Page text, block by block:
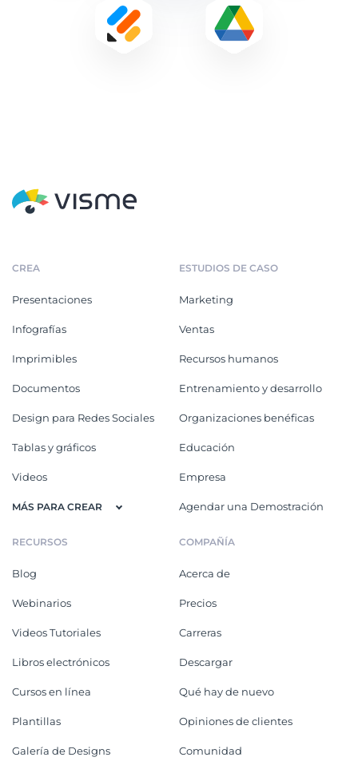
CREA
Presentaciones
Infografías
Imprimibles
Documentos
Design para Redes Sociales
Tablas y gráficos
Videos
MÁS PARA CREAR
ESTUDIOS DE CASO
Marketing
Ventas
Recursos humanos
Entrenamiento y desarrollo
Organizaciones benéficas
Educación
Empresa
Agendar una Demostración
RECURSOS
Blog
Webinarios
Videos Tutoriales
Libros electrónicos
Cursos en línea
Plantillas
Galería de Designs
COMPAÑÍA
Acerca de
Precios
Carreras
Descargar
Qué hay de nuevo
Opiniones de clientes
Comunidad